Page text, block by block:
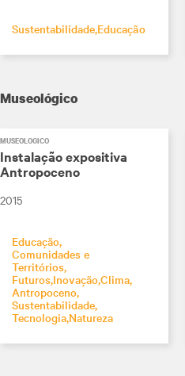
SustentabilidadeEducação
Museológico
MUSEOLÓGICO
Instalação expositiva
Antropoceno
2015
Educação
Comunidades e
Territórios
FuturosInovaçãoClima
Antropoceno
Sustentabilidade
Tecnologia Natureza